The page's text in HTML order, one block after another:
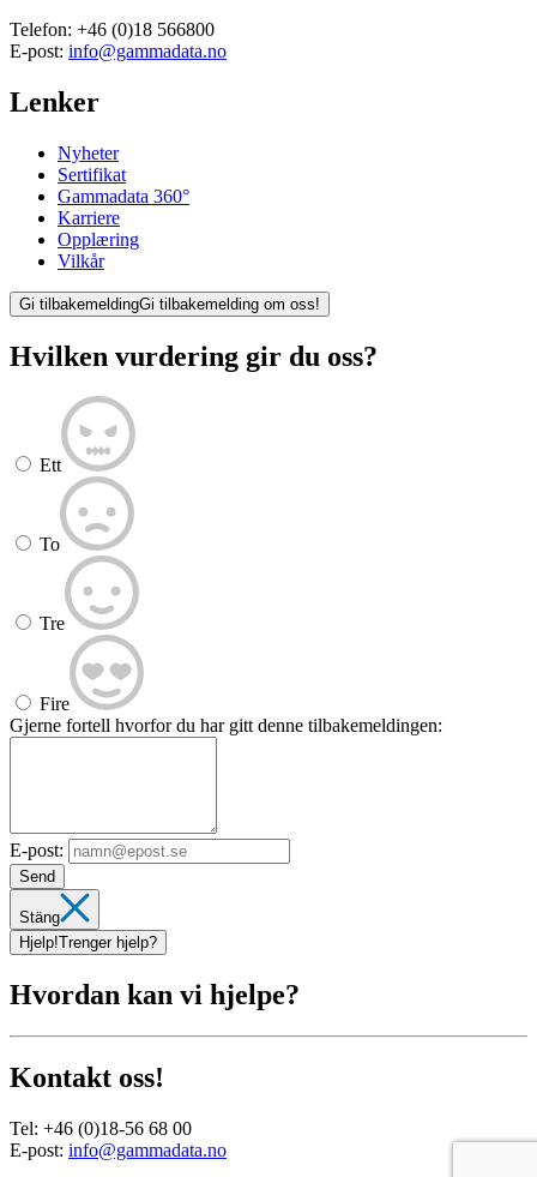
Telefon: +46 (0)18 566800
E-post: info@gammadata.no
Lenker
Nyheter
Sertifikat
Gammadata 360°
Karriere
Opplæring
Vilkår
Gi tilbakemeldingGi tilbakemelding om oss!
Hvilken vurdering gir du oss?
Ett
To
Tre
Fire
Gjerne fortell hvorfor du har gitt denne tilbakemeldingen:
E-post:
Send
Stäng
Hjelp!Trenger hjelp?
Hvordan kan vi hjelpe?
Kontakt oss!
Tel: +46 (0)18-56 68 00
E-post: info@gammadata.no